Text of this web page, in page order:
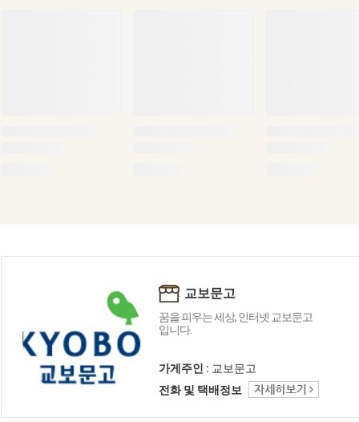
교보문고
꿈을 피우는 세상, 인터넷 교보문고
입니다.
가게주인 : 교보문고
전화 및 택배정보